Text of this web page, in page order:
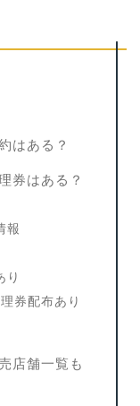
はある？
券はある？
報
り
券配布あり
店舗一覧も